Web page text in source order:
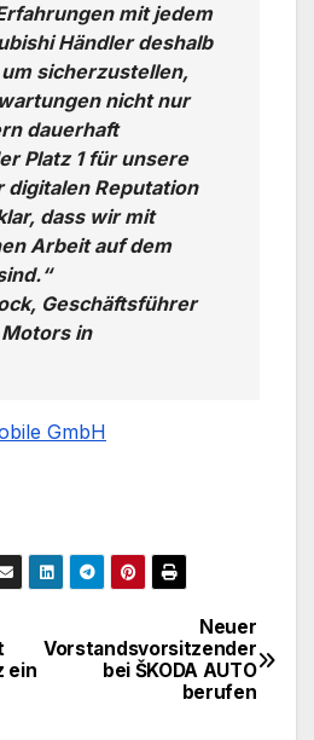
mit jedem
Händler deshalb
sicherzustellen,
nicht nur
dauerhaft
Platz 1 für unsere
digitalen Reputation
dass wir mit
Arbeit auf dem
Geschäftsführer
in
GmbH
Neuer
Vorstandsvorsitzender
bei ŠKODA AUTO
berufen
ein